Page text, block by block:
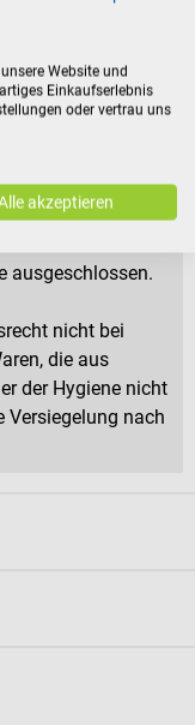
ausgeschlossen.
nicht bei
die aus
der Hygiene nicht
Versiegelung nach
Website und
Einkaufserlebnis
oder vertrau uns
akzeptieren